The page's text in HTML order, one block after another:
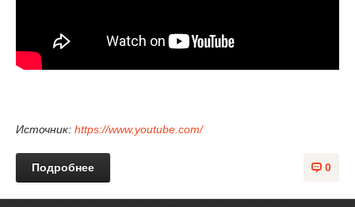
Источник: https://www.youtube.com/
0
Подробнее